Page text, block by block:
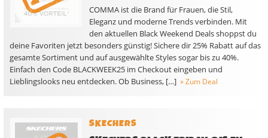
COMMA ist die Brand für Frauen, die Stil,
Eleganz und moderne Trends verbinden. Mit
den aktuellen Black Weekend Deals shoppst du
deine Favoriten jetzt besonders günstig! Sichere dir 25% Rabatt auf das
gesamte Sortiment und auf ausgewählte Styles sogar bis zu 40%.
Einfach den Code BLACKWEEK25 im Checkout eingeben und
Lieblingslooks neu entdecken. Ob Business, […] » Zum Deal
SKECHERS